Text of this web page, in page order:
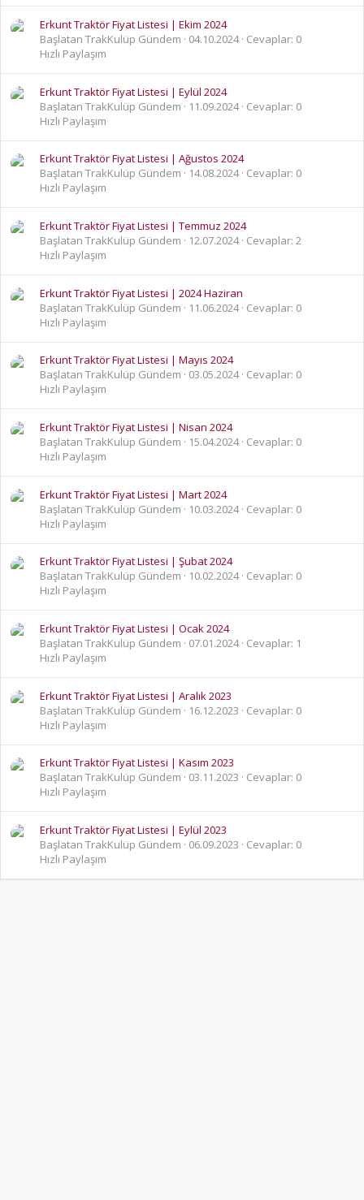
Erkunt Traktör Fiyat Listesi | Ekim 2024
Başlatan TrakKulüp Gündem
04.10.2024 Cevaplar: 0
Hızlı Paylaşım
Erkunt Traktör Fiyat Listesi | Eylül 2024
Başlatan TrakKulüp Gündem
11.09.2024 Cevaplar: 0
Hızlı Paylaşım
Erkunt Traktör Fiyat Listesi | Ağustos 2024
Başlatan TrakKulüp Gündem
14.08.2024 Cevaplar: 0
Hızlı Paylaşım
Erkunt Traktör Fiyat Listesi | Temmuz 2024
Başlatan TrakKulüp Gündem
12.07.2024 Cevaplar: 2
Hızlı Paylaşım
Erkunt Traktör Fiyat Listesi | 2024 Haziran
Başlatan TrakKulüp Gündem
11.06.2024 Cevaplar: 0
Hızlı Paylaşım
Erkunt Traktör Fiyat Listesi | Mayıs 2024
Başlatan TrakKulüp Gündem
03.05.2024 Cevaplar: 0
Hızlı Paylaşım
Erkunt Traktör Fiyat Listesi | Nisan 2024
Başlatan TrakKulüp Gündem
15.04.2024 Cevaplar: 0
Hızlı Paylaşım
Erkunt Traktör Fiyat Listesi | Mart 2024
Başlatan TrakKulüp Gündem
10.03.2024 Cevaplar: 0
Hızlı Paylaşım
Erkunt Traktör Fiyat Listesi | Şubat 2024
Başlatan TrakKulüp Gündem
10.02.2024 Cevaplar: 0
Hızlı Paylaşım
Erkunt Traktör Fiyat Listesi | Ocak 2024
Başlatan TrakKulüp Gündem
07.01.2024 Cevaplar: 1
Hızlı Paylaşım
Erkunt Traktör Fiyat Listesi | Aralık 2023
Başlatan TrakKulüp Gündem
16.12.2023
Cevaplar: 0
Hızlı Paylaşım
Erkunt Traktör Fiyat Listesi | Kasım 2023
Başlatan TrakKulüp Gündem
03.11.2023
Cevaplar: 0
Hızlı Paylaşım
Erkunt Traktör Fiyat Listesi | Eylül 2023
Başlatan TrakKulüp Gündem
06.09.2023
Cevaplar: 0
Hızlı Paylaşım